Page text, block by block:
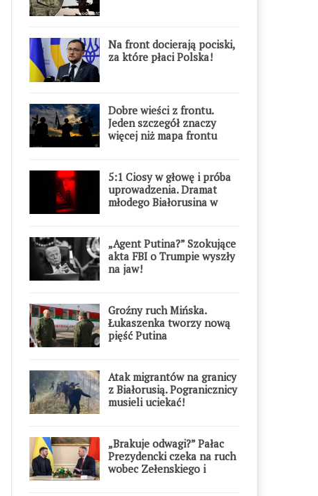
Na front docierają pociski,
za które płaci Polska!
Dobre wieści z frontu.
Jeden szczegół znaczy
więcej niż mapa frontu
5:1 Ciosy w głowę i próba
uprowadzenia. Dramat
młodego Białorusina w
„Agent Putina?” Szokujące
akta FBI o Trumpie wyszły
na jaw!
Groźny ruch Mińska.
Łukaszenka tworzy nową
pięść Putina
Atak migrantów na granicy
z Białorusią. Pogranicznicy
musieli uciekać!
„Brakuje odwagi?” Pałac
Prezydencki czeka na ruch
wobec Zełenskiego i